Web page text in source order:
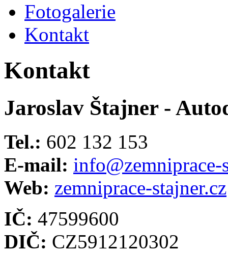
Fotogalerie
Kontakt
Kontakt
Jaroslav Štajner -
Tel.: 602 132 153
E-mail: info@zemniprace-
Web: zemniprace-stajner.cz
IČ: 47599600
DIČ: CZ5912120302